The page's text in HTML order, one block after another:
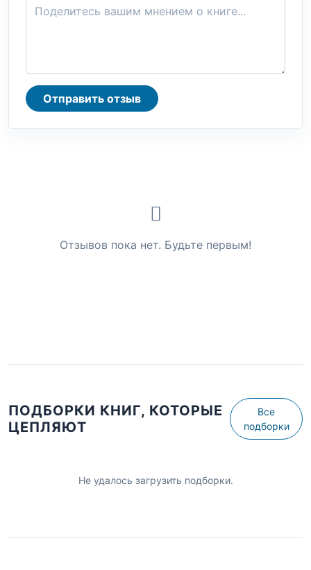
Отправить отзыв
Отзывов пока нет. Будьте первым!
ПОДБОРКИ КНИГ, КОТОРЫЕ
ЦЕПЛЯЮТ
Все
подборки
Не удалось загрузить подборки.